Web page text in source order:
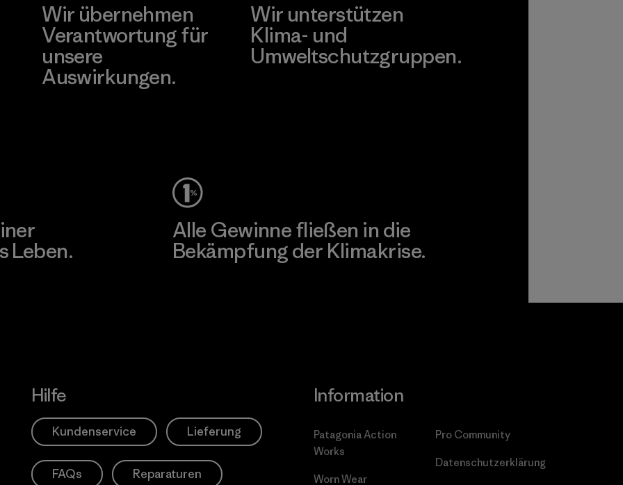
Wir übernehmen
Verantwortung für
unsere
Auswirkungen.
Wir unterstützen
Klima- und
Umweltschutzgruppen.
Leben.
Alle Gewinne fließen in die
Bekämpfung der Klimakrise.
Hilfe
Kundenservice Lieferung
FAQs Reparaturen
Information
Patagonia Action
Works
Worn Wear
Pro Community
Datenschutzerklärung